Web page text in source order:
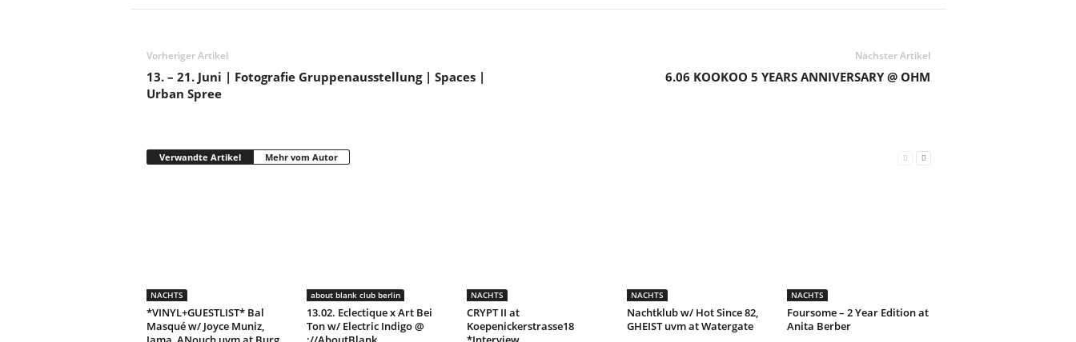
Vorheriger Artikel
13. – 21. Juni | Fotografie Gruppenausstellung | Spaces |
Urban Spree
Nächster Artikel
6.06 KOOKOO 5 YEARS ANNIVERSARY @ OHM
Verwandte Artikel Mehr vom Autor
NACHTS
*VINYL+GUESTLIST* Bal
Masqué w/ Joyce Muniz,
about blank club berlin
13.02. Eclectique x Art Bei
Ton w/ Electric Indigo @
NACHTS
CRYPT II at
Koepenickerstrasse18
NACHTS
Nachtklub w/ Hot Since 82,
GHEIST uvm at Watergate
NACHTS
Foursome – 2 Year Edition at
Anita Berber